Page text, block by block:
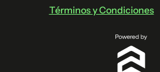
Términos y Condiciones